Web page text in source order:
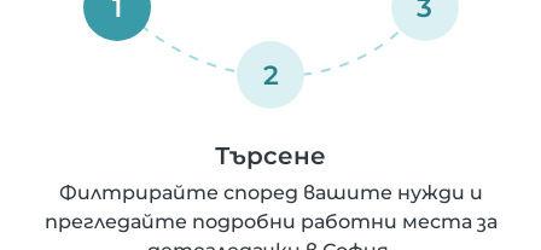
1
2
3
Търсене
Филтрирайте според вашите нужди и
прегледайте подробни работни места за